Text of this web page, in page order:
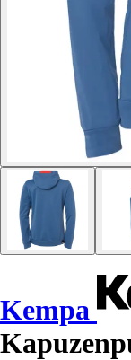
Kempa